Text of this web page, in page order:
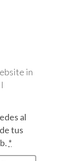
in
al
tus
*